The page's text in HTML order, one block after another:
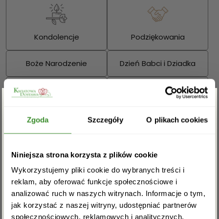
Zgoda Szczegóły O plikach cookies
Niniejsza strona korzysta z plików cookie
Wykorzystujemy pliki cookie do wybranych treści i
reklam, aby oferować funkcje społecznościowe i
analizować ruch w naszych witrynach. Informacje o tym,
jak korzystać z naszej witryny, udostępniać partnerów
społecznościowych, reklamowych i analitycznych.
Kondolencje Podziękowania
Boże Narodzenie Dzień Babci i Dziadka
Walentynki Dzień Kobiet
Wielkanoc Dzień Mamy
Sprawdź również:
Zgarnij rabat -5%
Zapisz się do newslettera i zgarnij
rabat na pierwsze zakupy!